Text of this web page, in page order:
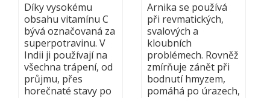
Díky vysokému
obsahu vitamínu C
bývá označovaná za
superpotravinu. V
Indii ji používají na
všechna trápení, od
průjmu, přes
horečnaté stavy po
Arnika se používá
při revmatických,
svalových a
kloubních
problémech. Rovněž
zmírňuje zánět při
bodnutí hmyzem,
pomáhá po úrazech,